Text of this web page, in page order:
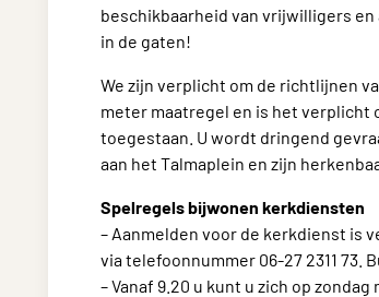
beschikbaarheid van vrijwilligers
in de gaten!
We zijn verplicht om de richtlijnen
meter maatregel en is het verplicht
toegestaan. U wordt dringend
aan het Talmaplein en zijn
Spelregels bijwonen kerkdiensten
– Aanmelden voor de kerkdienst is
via telefoonnummer 06-27 2311 73.
– Vanaf 9.20 u kunt u zich op